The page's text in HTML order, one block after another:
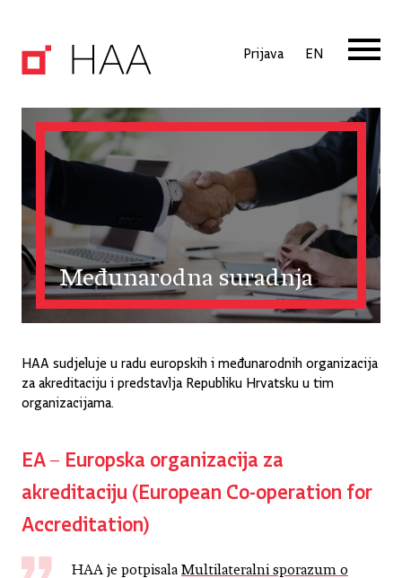
Prijava EN
Međunarodna suradnja
HAA sudjeluje u radu europskih i međunarodnih organizacija
za akreditaciju i predstavlja Republiku Hrvatsku u tim
organizacijama.
EA – Europska organizacija za
akreditaciju (European Co-operation for
Accreditation)
HAA je potpisala Multilateralni sporazum o